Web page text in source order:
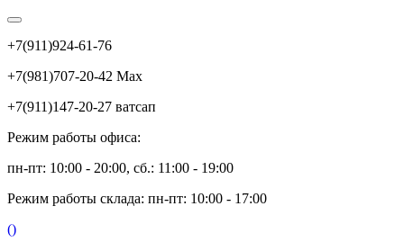
+7(911)924-61-76
+7(981)707-20-42 Max
+7(911)147-20-27 ватсап
Режим работы офиса:
пн-пт: 10:00 - 20:00, сб.: 11:00 - 19:00
Режим работы склада: пн-пт: 10:00 - 17:00
()